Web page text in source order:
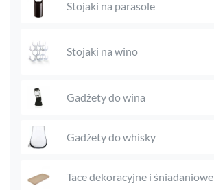
Stojaki na parasole
Stojaki na wino
Gadżety do wina
Gadżety do whisky
Tace dekoracyjne i śniadaniowe